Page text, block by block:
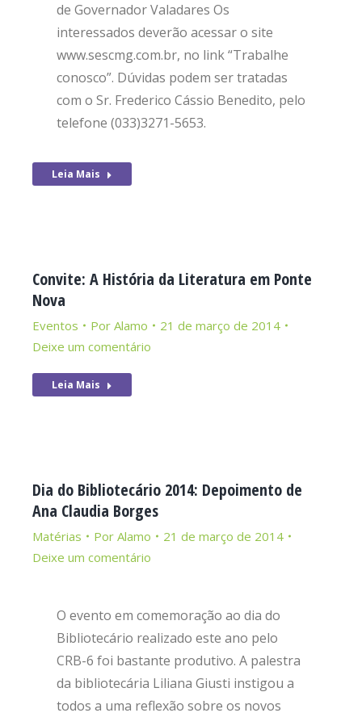
de Governador Valadares Os
interessados deverão acessar o site
www.sescmg.com.br, no link “Trabalhe
conosco”. Dúvidas podem ser tratadas
com o Sr. Frederico Cássio Benedito, pelo
telefone (033)3271-5653.
Leia Mais
Convite: A História da Literatura em Ponte
Nova
Eventos Por Alamo
21 de março de 2014
Deixe um comentário
Leia Mais
Dia do Bibliotecário 2014: Depoimento de
Ana Claudia Borges
Matérias Por Alamo
21 de março de 2014
Deixe um comentário
O evento em comemoração ao dia do
Bibliotecário realizado este ano pelo
CRB-6 foi bastante produtivo. A palestra
da bibliotecária Liliana Giusti instigou a
todos a uma reflexão sobre os novos